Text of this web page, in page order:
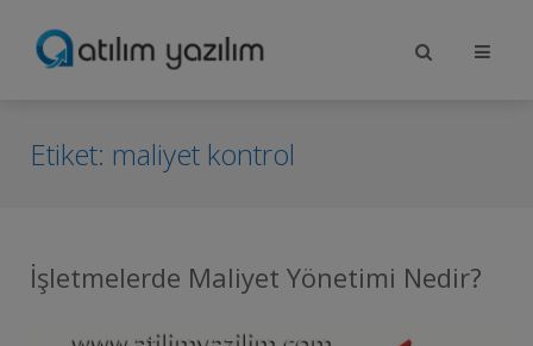
Etiket: maliyet kontrol
İşletmelerde Maliyet Yönetimi Nedir?